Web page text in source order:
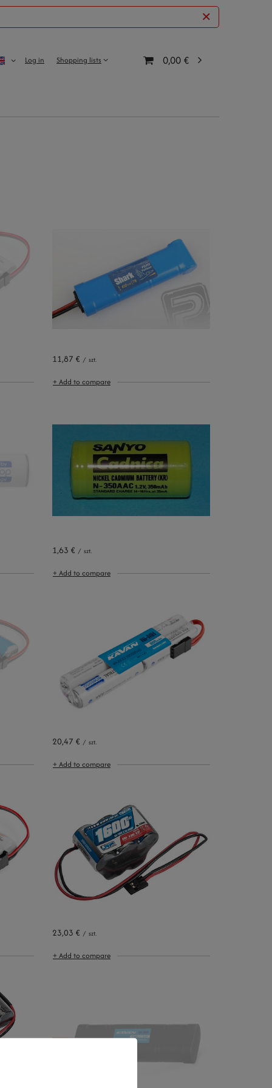
Log in Shopping lists 0,00 €
11,87 € / szt.
+ Add to compare
1,63 € / szt.
+ Add to compare
20,47 € / szt.
+ Add to compare
23,03 € / szt.
+ Add to compare